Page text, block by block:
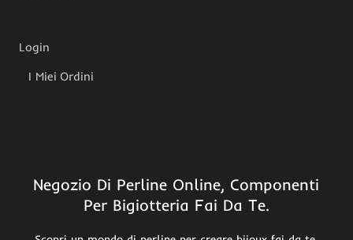
Login
I Miei Ordini
Negozio Di Perline Online, Componenti
Per Bigiotteria Fai Da Te.